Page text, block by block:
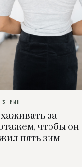
МИН
за
чтобы он
пять зим